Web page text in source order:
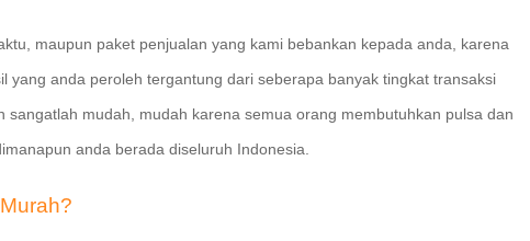
maupun paket penjualan yang kami bebankan kepada anda, karena
yang anda peroleh tergantung dari seberapa banyak tingkat transaksi
mudah, mudah karena semua orang membutuhkan pulsa dan
anda berada diseluruh Indonesia.